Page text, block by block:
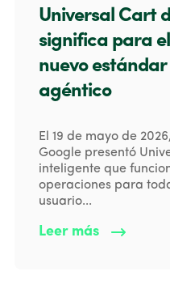
Universal Cart
significa para
nuevo
agéntico
El 19 de mayo de
Google presentó
inteligente que
operaciones para
usuario...
Leer más